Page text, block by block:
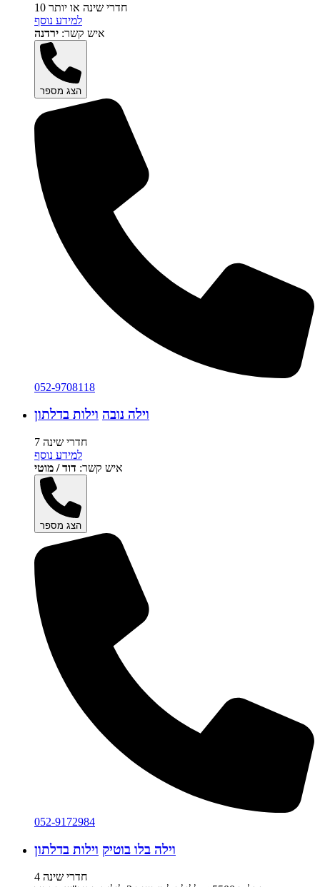
10 חדרי שינה או יותר
למידע נוסף
איש קשר: ירדנה
הצג מספר
052-9708118
וילה נובה וילות בדלתון
7 חדרי שינה
למידע נוסף
איש קשר: דוד / מוטי
הצג מספר
052-9172984
וילה בלו בוטיק וילות בדלתון
4 חדרי שינה